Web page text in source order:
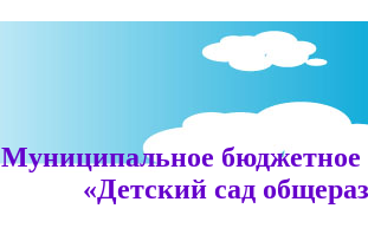
Муниципальное бюджетное
«Детский сад